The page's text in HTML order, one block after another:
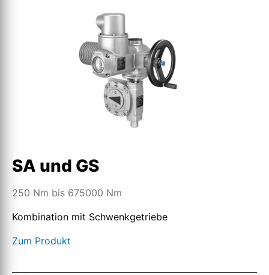
SA und GS
250 Nm bis 675000 Nm
Kombination mit Schwenkgetriebe
Zum Produkt